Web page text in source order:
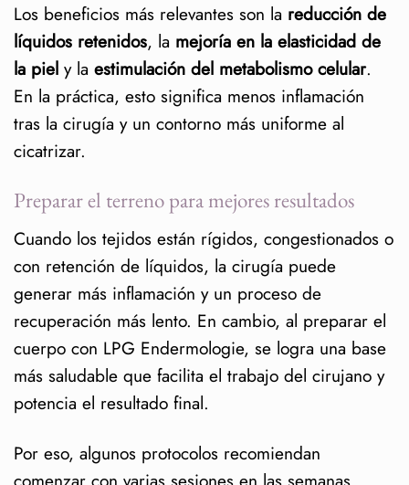
Los beneficios más relevantes son la reducción de
líquidos retenidos, la mejoría en la elasticidad de
la piel y la estimulación del metabolismo celular.
En la práctica, esto significa menos inflamación
tras la cirugía y un contorno más uniforme al
cicatrizar.
Preparar el terreno para mejores resultados
Cuando los tejidos están rígidos, congestionados o
con retención de líquidos, la cirugía puede
generar más inflamación y un proceso de
recuperación más lento. En cambio, al preparar el
cuerpo con LPG Endermologie, se logra una base
más saludable que facilita el trabajo del cirujano y
potencia el resultado final.
Por eso, algunos protocolos recomiendan